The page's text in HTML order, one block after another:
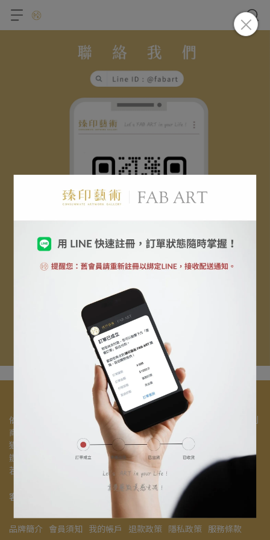
依《消費者保護法》，網路購物消費者享有7天猶豫期之權益（收到
商品後隔天起為第一天）。
猶豫期非試用期，商品需要全新未開封，且包裝完整的狀態，才能
辦理退貨退款。
若商品已開封，恕無法辦理退貨退款手續。
客服信箱：gicleetaipei@gmail.com
品牌簡介 會員須知 我的帳戶 退款政策 隱私政策 服務條款